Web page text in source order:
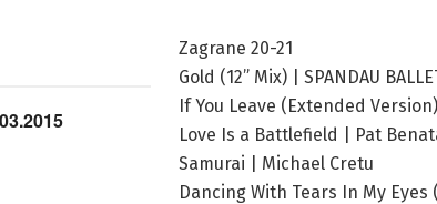
Zagrane 20-21
Gold (12” Mix) | SPANDAU
If You Leave (Extended
Love Is a Battlefield | Pat
Samurai | Michael Cretu
Dancing With Tears In My Eyes